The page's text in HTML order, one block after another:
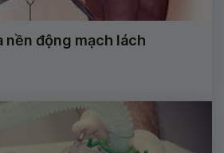
nền động mạch lách